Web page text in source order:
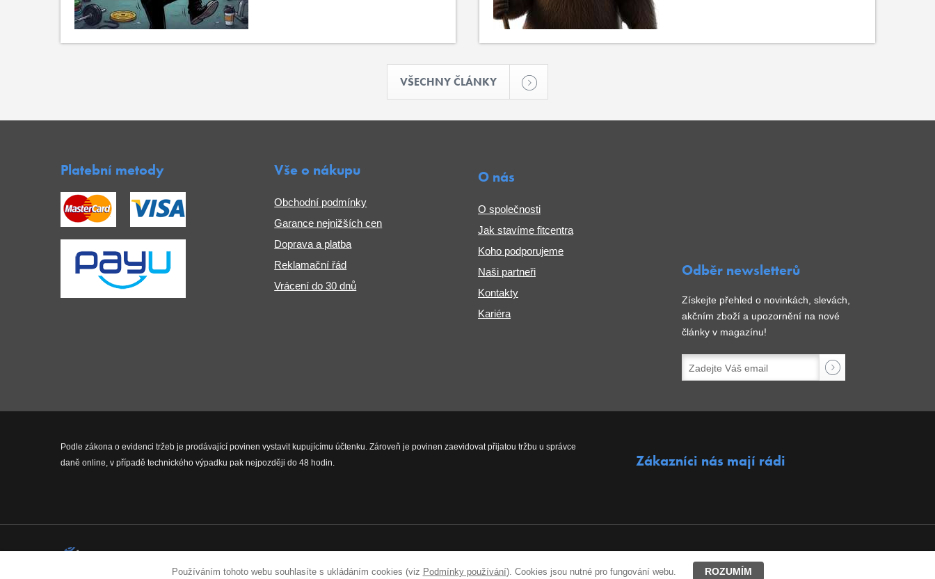
Používáním tohoto webu souhlasíte s ukládáním cookies (viz Podmínky používání). Cookies jsou nutné pro fungování webu. ROZUMÍM
VŠECHNY ČLÁNKY
Platební metody Vše o nákupu
Obchodní podmínky
Garance nejnižších cen
Doprava a platba
Reklamační řád
Vrácení do 30 dnů
O nás
O společnosti
Jak stavíme fitcentra
Koho podporujeme
Naši partneři
Kontakty
Kariéra
Odběr newsletterů
Získejte přehled o novinkách, slevách,
akčním zboží a upozornění na nové
články v magazínu!
Podle zákona o evidenci tržeb je prodávající povinen vystavit kupujícímu účtenku. Zároveň je povinen zaevidovat přijatou tržbu u správce
daně online, v případě technického výpadku pak nejpozději do 48 hodin.
Zákazníci nás mají rádi